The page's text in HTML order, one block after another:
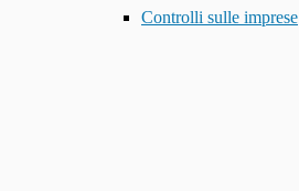
Controlli sulle imprese